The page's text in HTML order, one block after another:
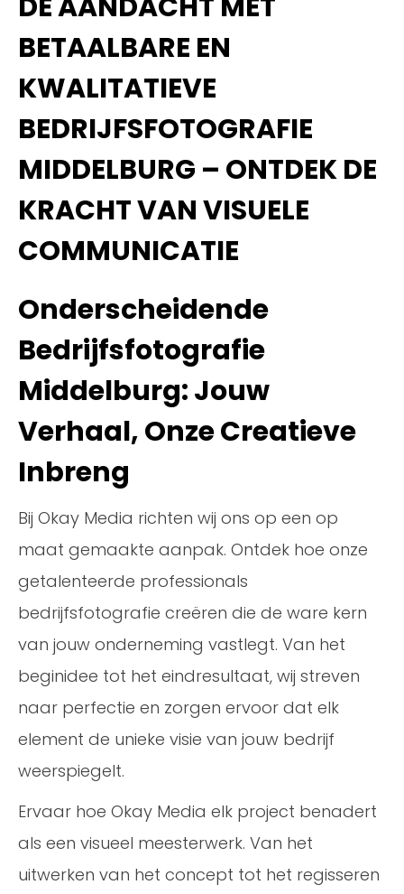
BETAALBARE EN
KWALITATIEVE
BEDRIJFSFOTOGRAFIE
MIDDELBURG – ONTDEK DE
KRACHT VAN VISUELE
COMMUNICATIE
Onderscheidende
Bedrijfsfotografie
Middelburg: Jouw
Verhaal, Onze Creatieve
Inbreng
Bij Okay Media richten wij ons op een op
maat gemaakte aanpak. Ontdek hoe onze
getalenteerde professionals
bedrijfsfotografie creëren die de ware kern
van jouw onderneming vastlegt. Van het
beginidee tot het eindresultaat, wij streven
naar perfectie en zorgen ervoor dat elk
element de unieke visie van jouw bedrijf
weerspiegelt.
Ervaar hoe Okay Media elk project benadert
als een visueel meesterwerk. Van het
uitwerken van het concept tot het regisseren